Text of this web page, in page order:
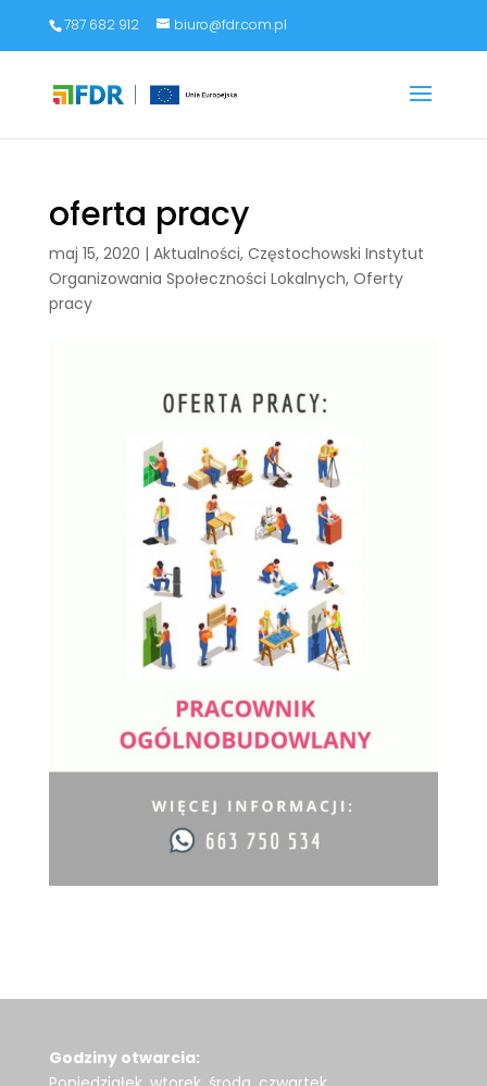
787 682 912 biuro@fdr.com.pl
oferta pracy
maj 15, 2020 | Aktualności, Częstochowski Instytut
Organizowania Społeczności Lokalnych, Oferty
pracy
Godziny otwarcia: